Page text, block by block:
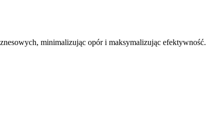
minimalizując opór i maksymalizując efektywność.